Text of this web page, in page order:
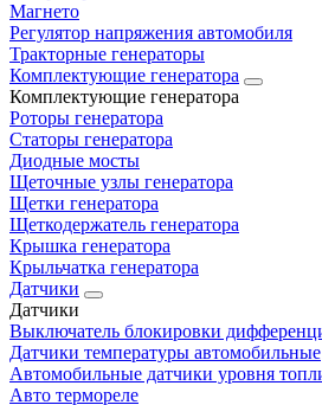
Магнето
Регулятор напряжения автомобиля
Тракторные генераторы
Комплектующие генератора
Комплектующие генератора
Роторы генератора
Статоры генератора
Диодные мосты
Щеточные узлы генератора
Щетки генератора
Щеткодержатель генератора
Крышка генератора
Крыльчатка генератора
Датчики
Датчики
Выключатель блокировки
Датчики температуры автомобильные
Автомобильные датчики уровня
Авто термореле